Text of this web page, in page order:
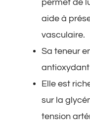
permet de
aide à
vasculaire.
Sa teneur
antioxydant
Elle est
sur la
tension